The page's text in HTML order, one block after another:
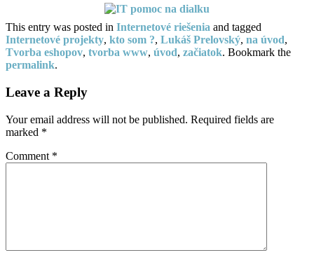
This entry was posted in Internetové riešenia and tagged
Internetové projekty, kto som ?, Lukáš Prelovský, na úvod,
Tvorba eshopov, tvorba www, úvod, začiatok. Bookmark the
permalink.
Leave a Reply
Your email address will not be published. Required fields are
marked *
Comment *